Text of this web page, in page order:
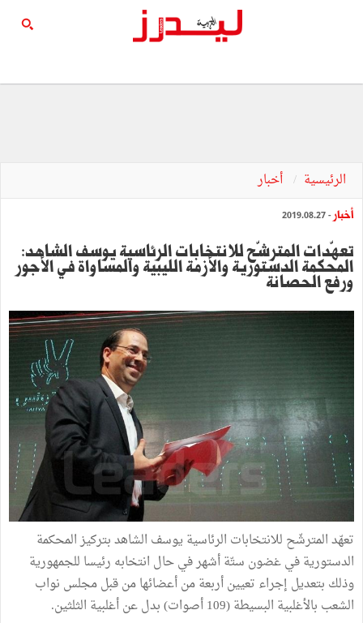
الرئيسية أخبار
أخبار - 2019.08.27
تعهّدات المترشّح للانتخابات الرئاسية يوسف الشاهد:
المحكمة الدستورية والأزمة الليبية والمساواة في الأجور
ورفع الحصانة
تعهّد المترشّح للانتخابات الرئاسية يوسف الشاهد بتركيز المحكمة
الدستورية في غضون ستّة أشهر في حال انتخابه رئيسا للجمهورية
وذلك بتعديل إجراء تعيين أربعة من أعضائها من قبل مجلس نواب
الشعب بالأغلبية البسيطة (109 أصوات) بدل عن أغلبية الثلثين.